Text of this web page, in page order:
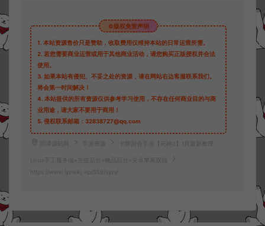
©版权免责声明
1. 本站资源售价只是赞助，收取费用仅维持本站的日常运营所需。
2. 若您需要商业运营或用于其他商业活动，请您购买正版授权并合法
使用。
3. 如果本站有侵犯、不妥之处的资源，请在网站右边客服联系我们。
将会第一时间解决！
4. 本站提供的所有资源仅供参考学习使用，不存在任何商业目的与商
业用途，请大家不要用于商用！
5. 侵权联系邮箱：32838727@qq.com
阿泽源码网 手游资源 卡牌回合手游【死神2】1月最新整理
Linux手工服务端+充值后台+物品后台+安卓苹果双端
https://www.lyzwlkj.vip/559/syzy/